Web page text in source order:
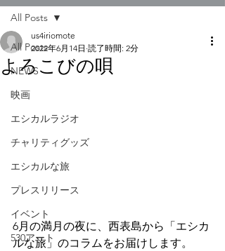
All Posts
NEWS
映画
エシカルラジオ
チャリティグッズ
エシカルな旅
プレスリリース
イベント
530アート
All Posts
よろこびの唄
us4iriomote
2022年6月14日 読了時間: 2分
6月の満月の夜に、西表島から「エシカ
ルな旅」のコラムをお届けします。